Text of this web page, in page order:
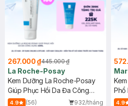
267.000 ₫445.000 ₫
La Roche-Posay
Kem Dưỡng La Roche-Posay
Giúp Phục Hồi Da Đa Công
Dụng 40ml
4.9 (56)
932/tháng
Phổ
4.9